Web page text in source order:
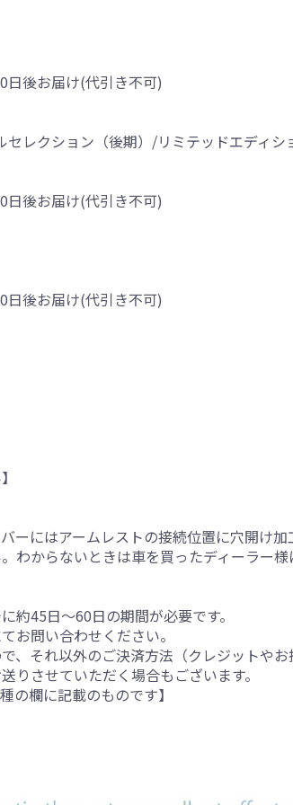
後お届け(代引き不可)
レクション（後期）/リミテッドエディシ
後お届け(代引き不可)
後お届け(代引き不可)
ーにはアームレストの接続位置に穴開け
からないときは車を買ったディーラー
45日～60日の期間が必要です。
お問い合わせください。
、それ以外のご決済方法（クレジットや
りさせていただく場合もございます。
の欄に記載のものです】